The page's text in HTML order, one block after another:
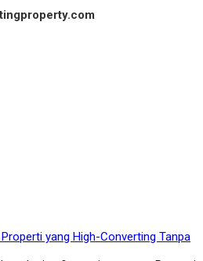
yang High-Converting Tanpa